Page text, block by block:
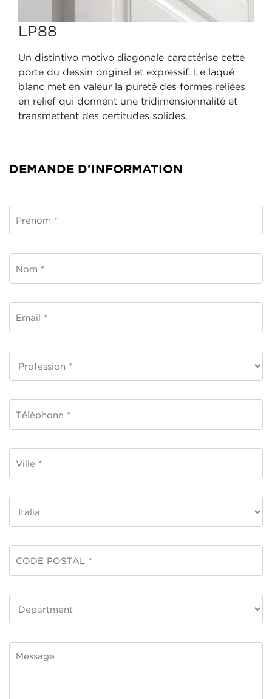
LP88
Un distintivo motivo diagonale caractérise cette
porte du dessin original et expressif. Le laqué
blanc met en valeur la pureté des formes reliées
en relief qui donnent une tridimensionnalité et
transmettent des certitudes solides.
DEMANDE D'INFORMATION